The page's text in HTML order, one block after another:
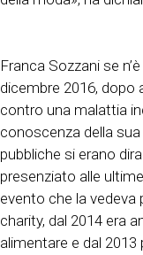
Franca Sozzani se
dicembre 2016, dopo
contro una malattia
conoscenza della
pubbliche si erano
presenziato alle
evento che la
charity, dal 2014 era
alimentare e dal